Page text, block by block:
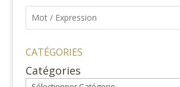
CATÉGORIES
Catégories